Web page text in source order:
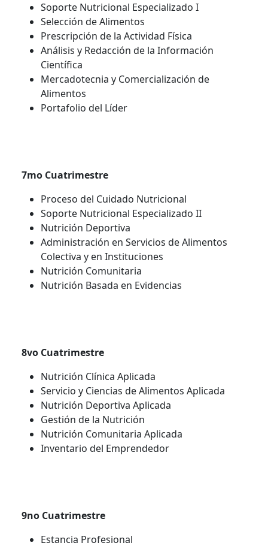
Soporte Nutricional Especializado I
Selección de Alimentos
Prescripción de la Actividad Física
Análisis y Redacción de la Información
Científica
Mercadotecnia y Comercialización de
Alimentos
Portafolio del Líder
7mo Cuatrimestre
Proceso del Cuidado Nutricional
Soporte Nutricional Especializado II
Nutrición Deportiva
Administración en Servicios de Alimentos
Colectiva y en Instituciones
Nutrición Comunitaria
Nutrición Basada en Evidencias
8vo Cuatrimestre
Nutrición Clínica Aplicada
Servicio y Ciencias de Alimentos Aplicada
Nutrición Deportiva Aplicada
Gestión de la Nutrición
Nutrición Comunitaria Aplicada
Inventario del Emprendedor
9no Cuatrimestre
Estancia Profesional